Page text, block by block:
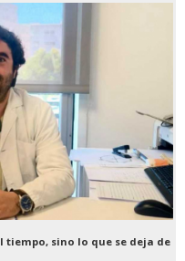
tiempo, sino lo que se deja de